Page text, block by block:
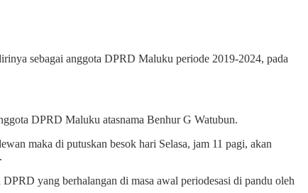
sebagai anggota DPRD Maluku periode 2019-2024, pada
DPRD Maluku atasnama Benhur G Watubun.
maka di putuskan besok hari Selasa, jam 11 pagi, akan
yang berhalangan di masa awal periodesasi di pandu oleh